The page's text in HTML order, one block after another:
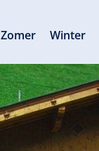
Zomer Winter